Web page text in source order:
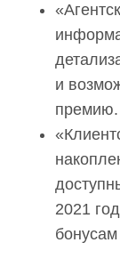
и
премию.
2021